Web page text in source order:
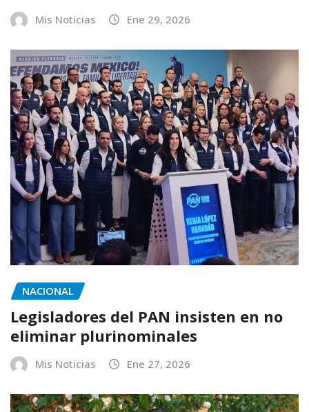
Mis Noticias Ene 29, 2026
NACIONAL
Legisladores del PAN insisten en no
eliminar plurinominales
Mis Noticias Ene 27, 2026